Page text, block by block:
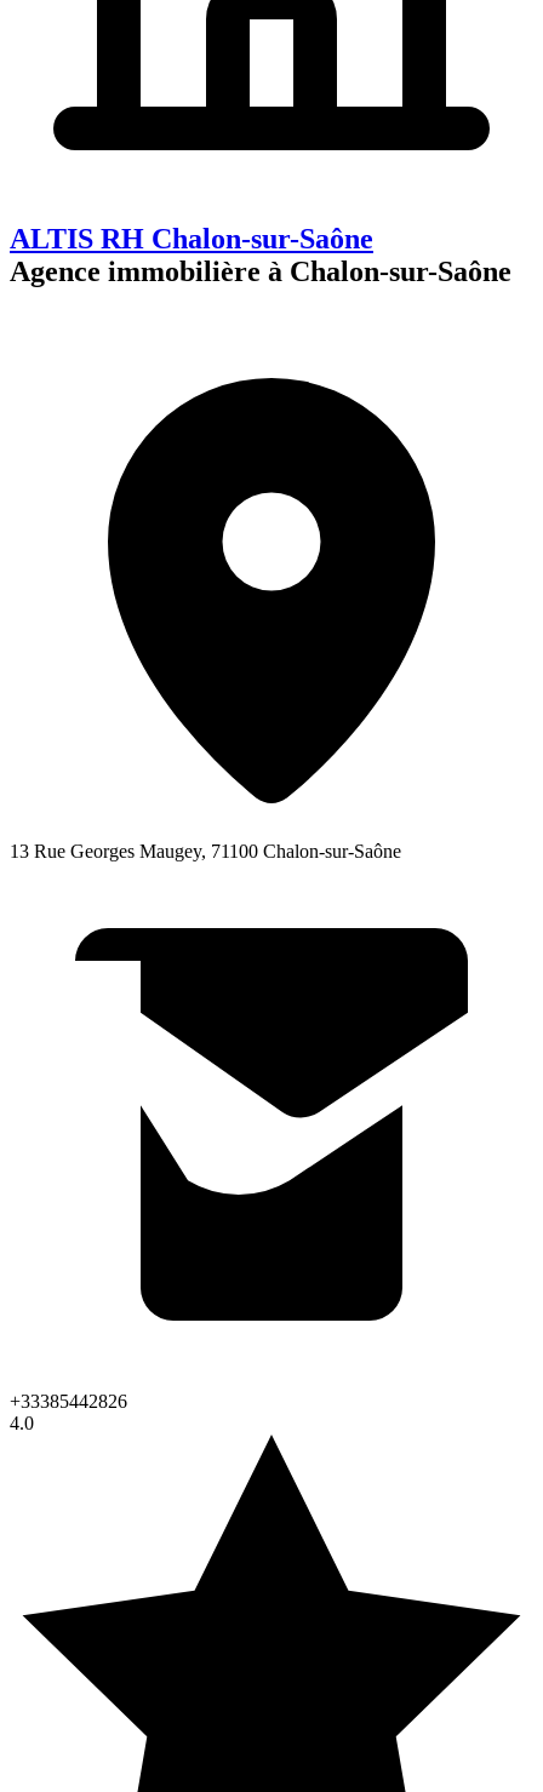
ALTIS RH Chalon-sur-Saône
Agence immobilière à Chalon-sur-Saône
13 Rue Georges Maugey, 71100 Chalon-sur-Saône
+33385442826
4.0